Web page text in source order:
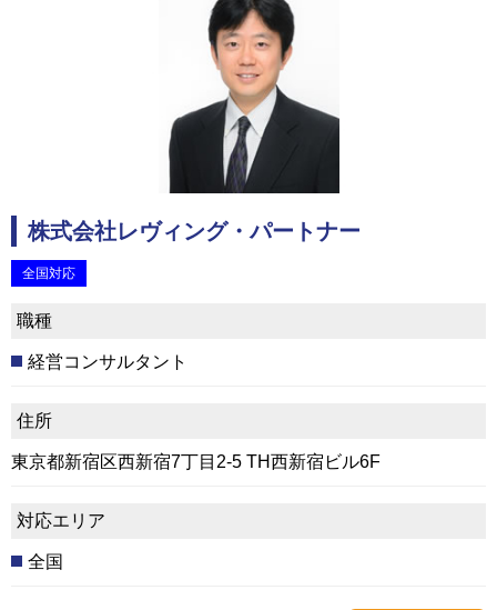
株式会社レヴィング・パートナー
全国対応
職種
経営コンサルタント
住所
東京都新宿区西新宿7丁目2-5 TH西新宿ビル6F
対応エリア
全国